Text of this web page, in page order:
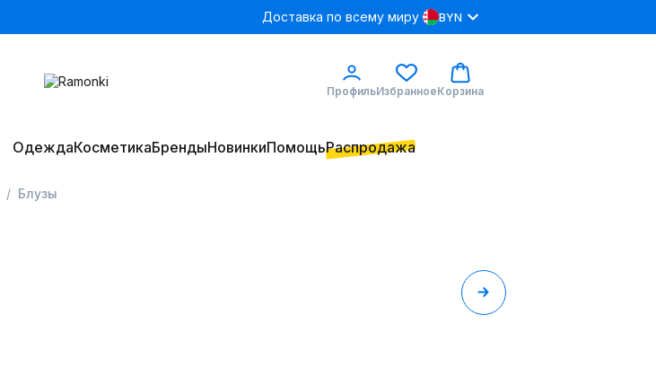
Доставка по всему миру BYN
ПрофильИзбранноеКорзина
ОдеждаКосметикаБрендыНовинкиПомощьРаспродажа
Блузы